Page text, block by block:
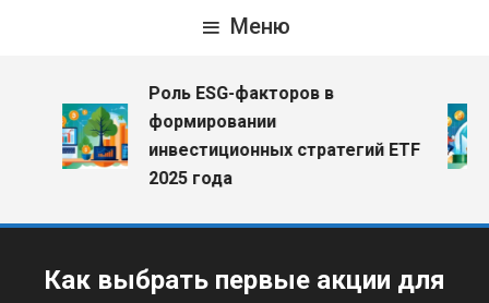
Меню
Роль ESG-факторов в
формировании
инвестиционных стратегий ETF
2025 года
Как выбрать первые акции для